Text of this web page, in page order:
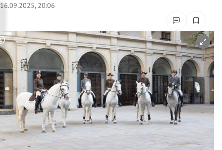
Untermenü
Untermenü
Untermenü
Untermenü
Untermenü
16.09.2025, 20:06
Copyright-Hinweis öffnen/schließen